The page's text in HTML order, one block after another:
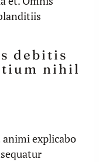
debitis
nihil
animi explicabo